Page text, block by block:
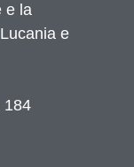
e la
e
184